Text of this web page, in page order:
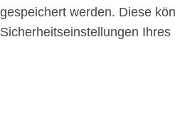
gespeichert werden. Diese
Sicherheitseinstellungen